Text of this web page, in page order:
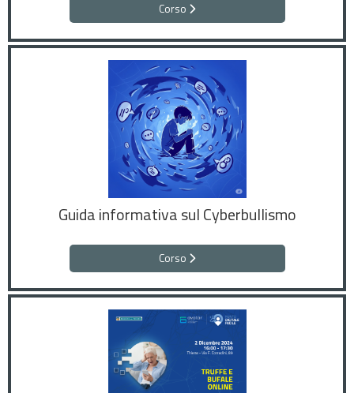
Corso
Guida informativa sul Cyberbullismo
Corso